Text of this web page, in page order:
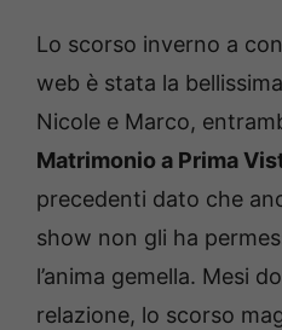
Lo scorso inverno a
web è stata la
Nicole e Marco,
Matrimonio a Prima
precedenti dato che
show non gli ha
l’anima gemella. Mesi
relazione, lo scorso